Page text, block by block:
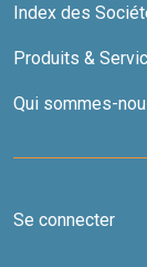
Index des
Produits &
Qui sommes-
Se connecter